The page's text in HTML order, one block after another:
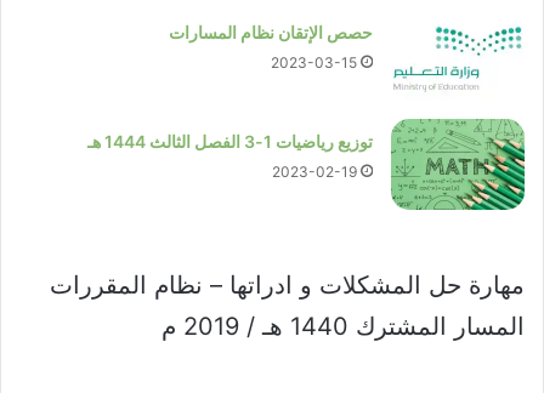
حصص الإتقان نظام المسارات
2023-03-15
توزيع رياضيات 1-3 الفصل الثالث 1444 هـ
2023-02-19
مهارة حل المشكلات و ادراتها – نظام المقررات
المسار المشترك 1440 هـ / 2019 م